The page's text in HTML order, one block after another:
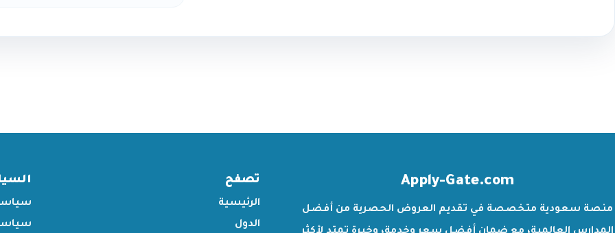
Apply-Gate.com
منصة سعودية متخصصة في تقديم العروض الحصرية من أفضل
تصفح
الرئيسية
الدول